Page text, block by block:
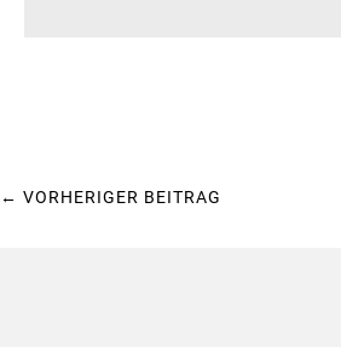
← VORHERIGER BEITRAG